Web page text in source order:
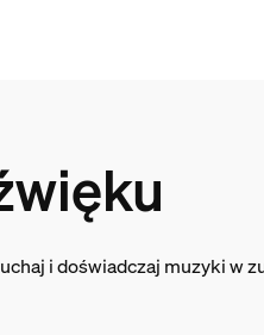
i doświadczaj muzyki w